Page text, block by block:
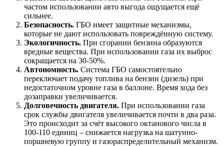
частом использовании авто выгода ощущается ещё
сильнее.
Безопасность. ГБО имеет защитные механизмы,
которые не дают использовать повреждённую систему.
Экологичность. При сгорании бензина образуются
вредные вещества. При использовании газа их выброс
сокращается на 30-50%.
Автономность. Система ГБО самостоятельно
переключает подачу топлива на бензин (дизель) при
недостаточном уровне газа в баллоне. Время хода без
дозаправки увеличивается.
Долговечность двигателя. При использовании газа
срок службы двигателя увеличивается почти в два раза.
Это происходит за счёт высокого октанового числа в
100-110 единиц – снижается нагрузка на шатунно-
поршневую группу и газораспределительный механизм.